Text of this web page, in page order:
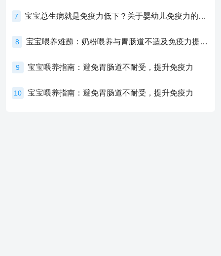
7 宝宝总生病就是免疫力低下？关于婴幼儿免疫力的真相，家长必须了解！
8 宝宝喂养难题：奶粉喂养与胃肠道不适及免疫力提升的奥秘
9 宝宝喂养指南：避免胃肠道不耐受，提升免疫力
10 宝宝喂养指南：避免胃肠道不耐受，提升免疫力